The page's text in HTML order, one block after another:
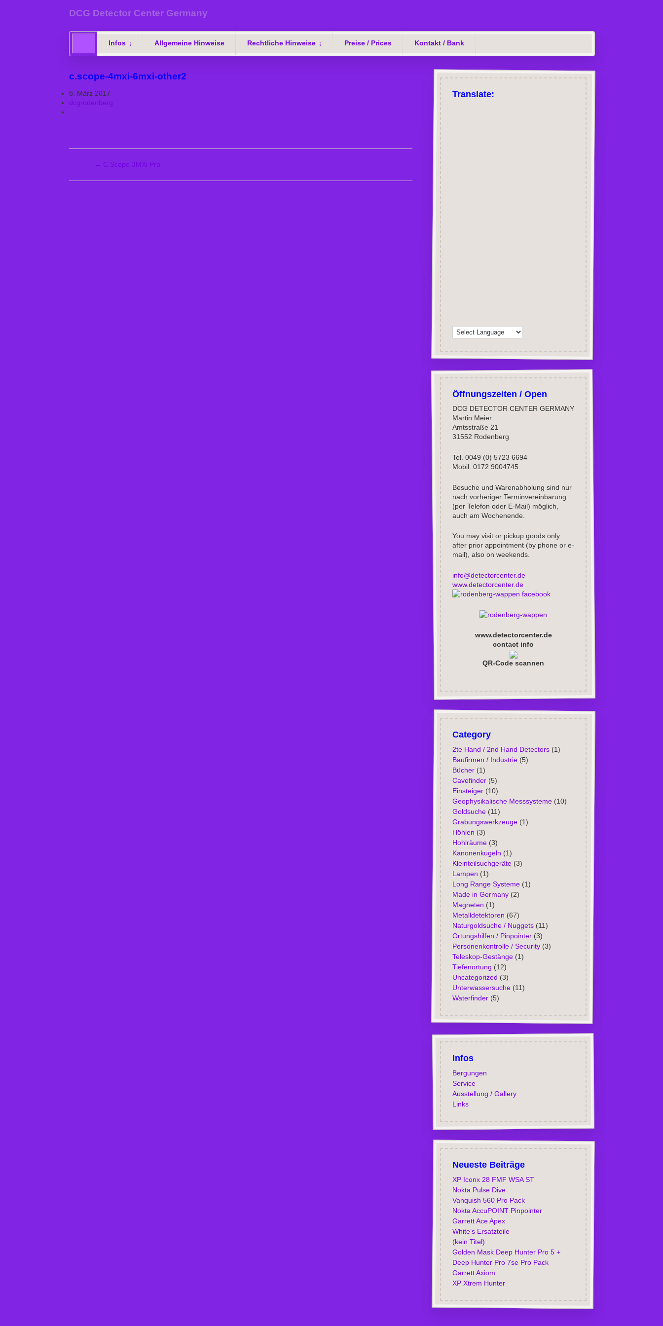
DCG Detector Center Germany
Infos Allgemeine Hinweise Rechtliche Hinweise Preise / Prices Kontakt / Bank
c.scope-4mxi-6mxi-other2
8. März 2017
dcgrodenberg
← C.Scope 3MXi Pro
Translate:
Öffnungszeiten / Open
DCG DETECTOR CENTER GERMANY
Martin Meier
Amtsstraße 21
31552 Rodenberg
Tel. 0049 (0) 5723 6694
Mobil: 0172 9004745
Besuche und Warenabholung sind nur
nach vorheriger Terminvereinbarung
(per Telefon oder E-Mail) möglich,
auch am Wochenende.
You may visit or pickup goods only
after prior appointment (by phone or e-
mail), also on weekends.
info@detectorcenter.de
www.detectorcenter.de
facebook
www.detectorcenter.de
contact info
QR-Code scannen
Category
2te Hand / 2nd Hand Detectors(1)
Baufirmen / Industrie(5)
Bücher(1)
Cavefinder(5)
Einsteiger(10)
Geophysikalische Messsysteme(10)
Goldsuche(11)
Grabungswerkzeuge(1)
Höhlen (3)
Hohlräume(3)
Kanonenkugeln (1)
Kleinteilsuchgeräte(3)
Lampen (1)
Long Range Systeme(1)
Made in Germany(2)
Magneten (1)
Metalldetektoren (67)
Naturgoldsuche / Nuggets(11)
Ortungshilfen / Pinpointer(3)
Personenkontrolle / Security(3)
Teleskop-Gestänge(1)
Tiefenortung (12)
Uncategorized (3)
Unterwassersuche(11)
Waterfinder(5)
Infos
Bergungen
Service
Ausstellung / Gallery
Links
Neueste Beiträge
XP Iconx 28 FMF WSA ST
Nokta Pulse Dive
Vanquish 560 Pro Pack
Nokta AccuPOINT Pinpointer
Garrett Ace Apex
White’s Ersatzteile
(kein Titel)
Golden Mask Deep Hunter Pro 5 +
Deep Hunter Pro 7se Pro Pack
Garrett Axiom
XP Xtrem Hunter